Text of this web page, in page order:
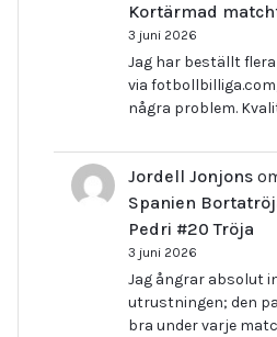
Kortärmad
3 juni 2026
Jag har beställt
via
några problem.
Jordell Jonjons
Spanien
Pedri #20 Tröja
3 juni 2026
Jag ångrar absolut
utrustningen; den
bra under varje